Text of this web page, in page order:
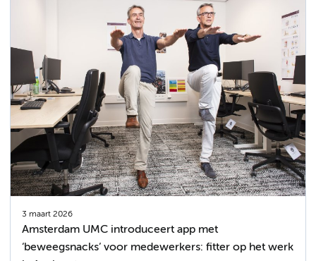
3 maart 2026
Amsterdam UMC introduceert app met
‘beweegsnacks’ voor medewerkers: fitter op het werk